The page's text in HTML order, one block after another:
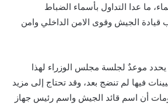
ما عدا التداول بأسماء الضباط
قيادة الجيش وقوى الامن الداخلي وامن
يحدد موعدٌ لجلسة مجلس الوزراء لهذا
فيها لم تنضج بعد، وقد تحتاج إلى مزيد
أن اسم قائد الجيش واسم رئيس جهاز